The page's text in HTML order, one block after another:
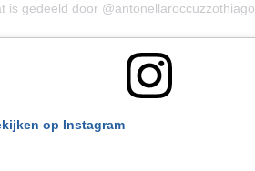
is gedeeld door @antonellaroccuzzothiago
op Instagram